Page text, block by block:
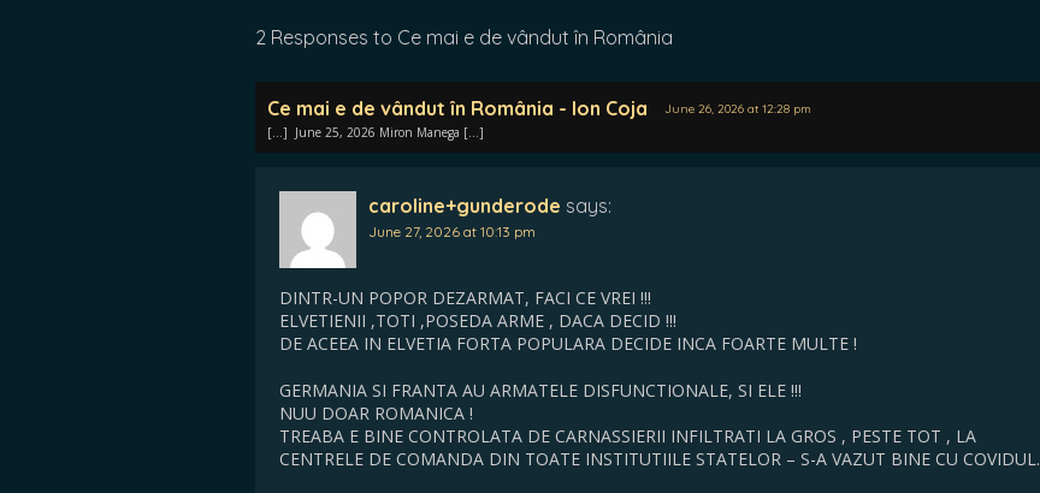
2 Responses to Ce mai e de vândut în România
Ce mai e de vândut în România - Ion Coja June 26, 2026 at 12:28 pm
[…] June 25, 2026 Miron Manega […]
caroline+gunderode says:
June 27, 2026 at 10:13 pm
DINTR-UN POPOR DEZARMAT, FACI CE VREI !!!
ELVETIENII ,TOTI ,POSEDA ARME , DACA DECID !!!
DE ACEEA IN ELVETIA FORTA POPULARA DECIDE INCA FOARTE MULTE !
GERMANIA SI FRANTA AU ARMATELE DISFUNCTIONALE, SI ELE !!!
NUU DOAR ROMANICA !
TREABA E BINE CONTROLATA DE CARNASSIERII INFILTRATI LA GROS , PESTE TOT , LA
CENTRELE DE COMANDA DIN TOATE INSTITUTIILE STATELOR – S-A VAZUT BINE CU COVIDUL.